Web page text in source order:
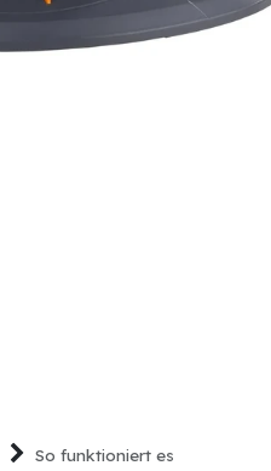
So funktioniert es